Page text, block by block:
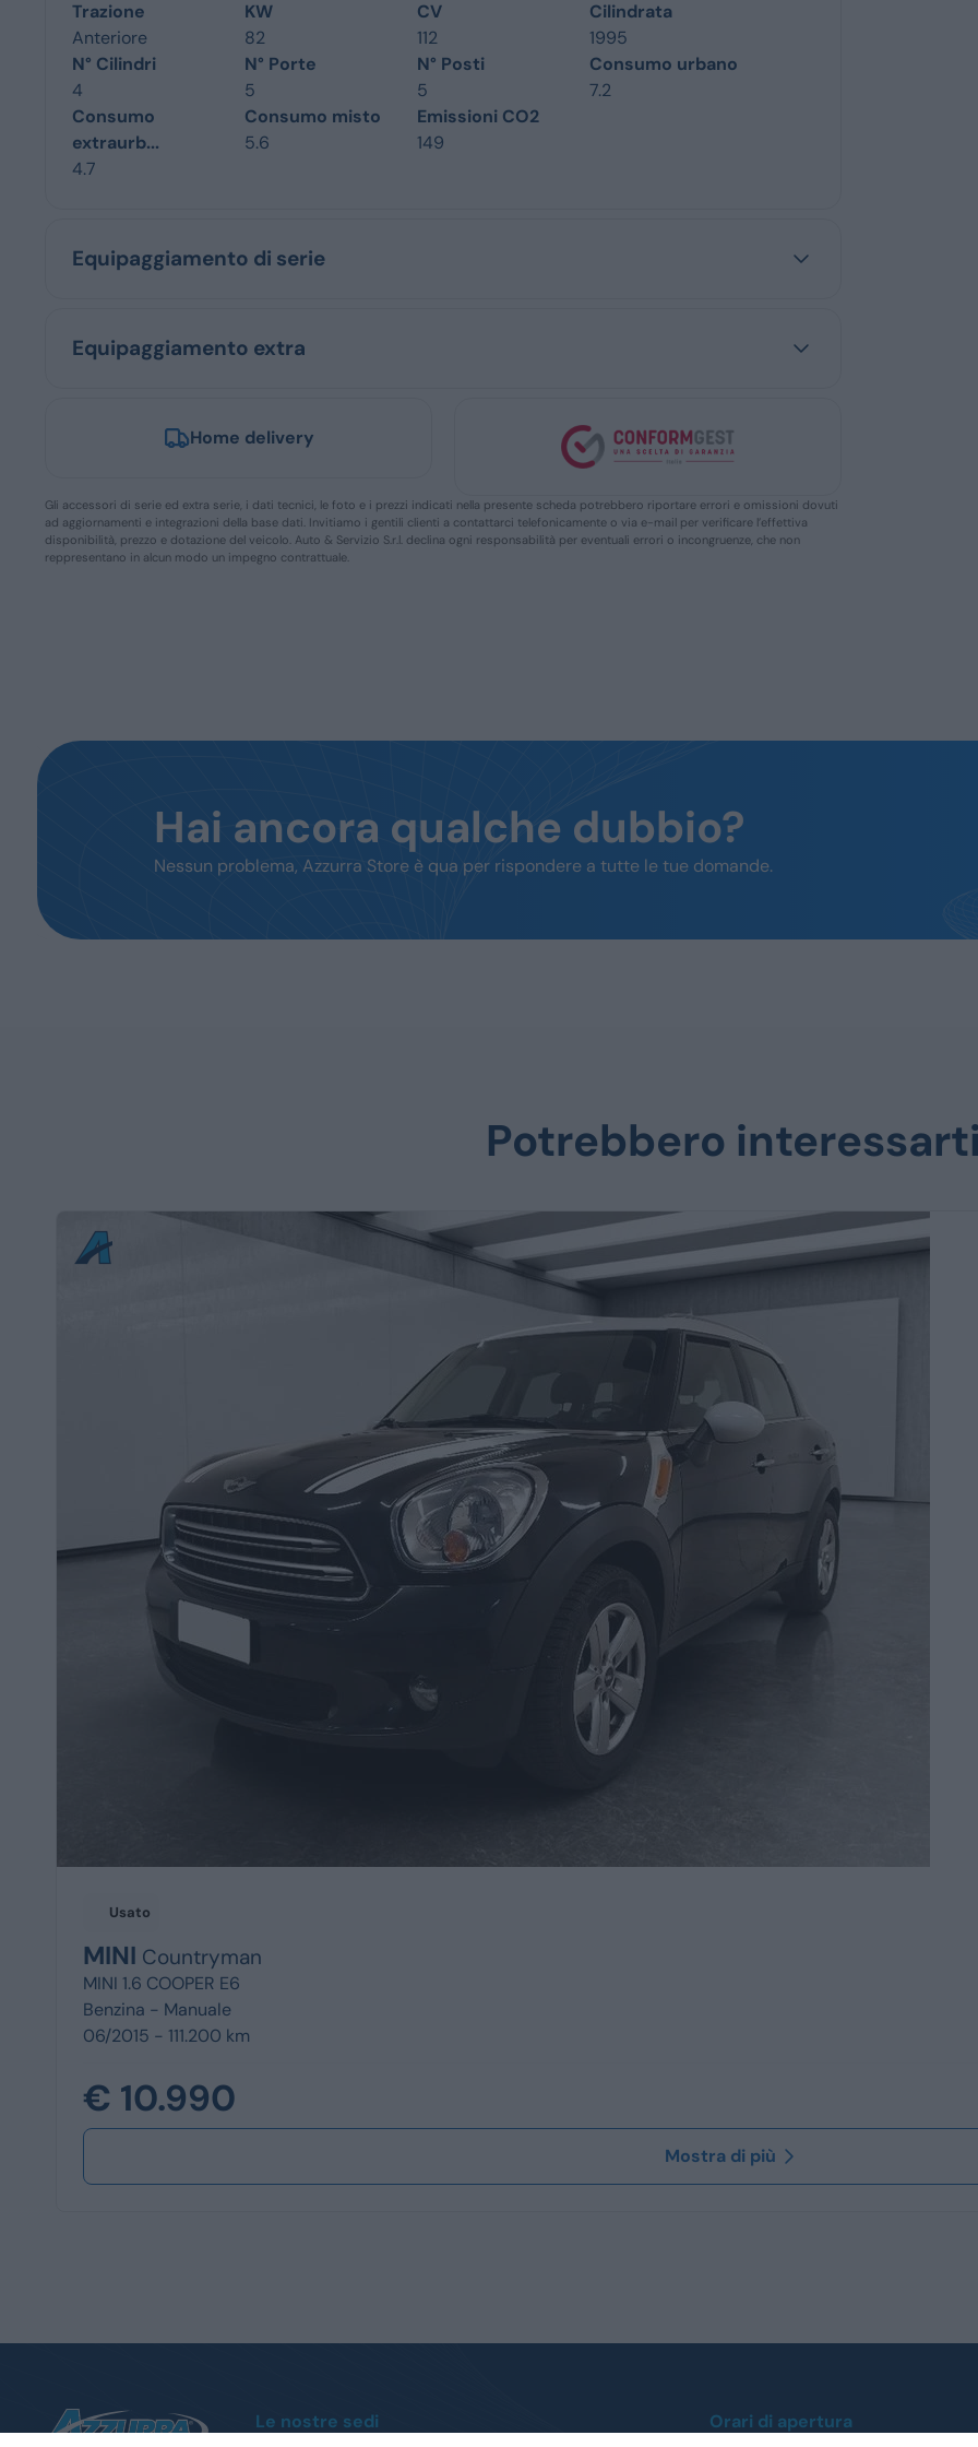
Trazione
Anteriore
KW
82
CV
112
Cilindrata
1995
N° Cilindri
4
N° Porte
5
N° Posti
5
Consumo urbano
7.2
Consumo
extraurb...
4.7
Consumo misto
5.6
Emissioni CO2
149
Equipaggiamento di serie
Equipaggiamento extra
Home delivery
Gli accessori di serie ed extra serie, i dati tecnici, le foto e i prezzi indicati nella presente scheda potrebbero riportare errori e omissioni dovuti
ad aggiornamenti e integrazioni della base dati. Invitiamo i gentili clienti a contattarci telefonicamente o via e-mail per verificare l’effettiva
disponibilità, prezzo e dotazione del veicolo. Auto & Servizio S.r.l. declina ogni responsabilità per eventuali errori o incongruenze, che non
reppresentano in alcun modo un impegno contrattuale.
Hai ancora qualche dubbio?
Nessun problema, Azzurra Store è qua per rispondere a tutte le tue domande.
Potrebbero
Usato
MINI Countryman
MINI 1.6 COOPER E6
Benzina - Manuale
06/2015 - 111.200 km
€ 10.990
Mostra di più
Le nostre sedi Orari di apertura